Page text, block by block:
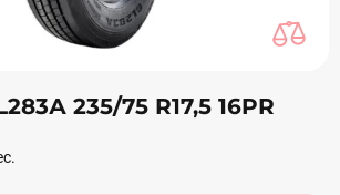
235/75 R17,5 16PR